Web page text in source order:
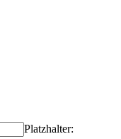
Platzhalter: